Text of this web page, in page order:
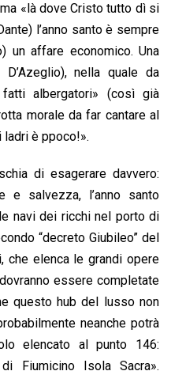
«là dove Cristo tutto dì si
l’anno santo è sempre
un affare economico. Una
nella quale da
albergatori» (così già
morale da far cantare al
ladri è ppoco!».
di esagerare davvero:
e salvezza, l’anno santo
navi dei ricchi nel porto di
“decreto Giubileo” del
che elenca le grandi opere
essere completate
questo hub del lusso non
neanche potrà
elencato al punto 146:
Fiumicino Isola Sacra».